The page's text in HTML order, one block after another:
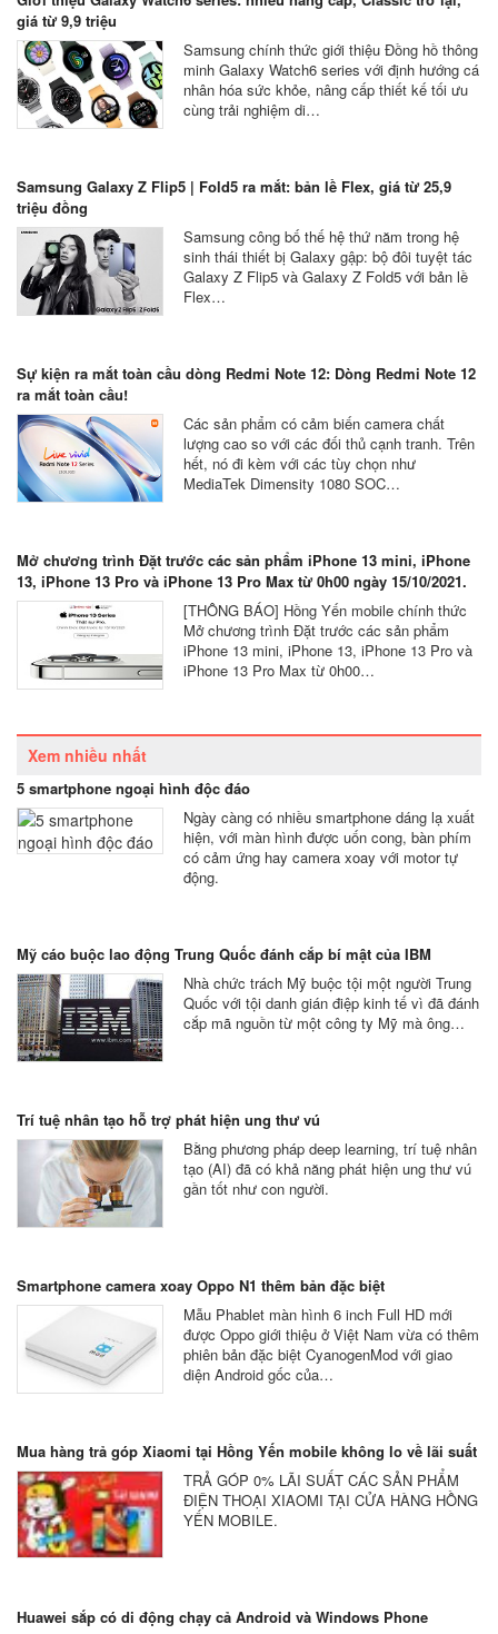
giá từ 9,9 triệu
Samsung chính thức giới thiệu Đồng hồ thông
minh Galaxy Watch6 series với định hướng cá
nhân hóa sức khỏe, nâng cấp thiết kế tối ưu
cùng trải nghiệm di…
Samsung Galaxy Z Flip5 | Fold5 ra mắt: bản lề Flex, giá từ 25,9
triệu đồng
Samsung công bố thế hệ thứ năm trong hệ
sinh thái thiết bị Galaxy gập: bộ đôi tuyệt tác
Galaxy Z Flip5 và Galaxy Z Fold5 với bản lề
Flex…
Sự kiện ra mắt toàn cầu dòng Redmi Note 12: Dòng Redmi Note 12
ra mắt toàn cầu!
Các sản phẩm có cảm biến camera chất
lượng cao so với các đối thủ cạnh tranh. Trên
hết, nó đi kèm với các tùy chọn như
MediaTek Dimensity 1080 SOC…
Mở chương trình Đặt trước các sản phẩm iPhone 13 mini, iPhone
13, iPhone 13 Pro và iPhone 13 Pro Max từ 0h00 ngày 15/10/2021.
[THÔNG BÁO] Hồng Yến mobile chính thức
Mở chương trình Đặt trước các sản phẩm
iPhone 13 mini, iPhone 13, iPhone 13 Pro và
iPhone 13 Pro Max từ 0h00…
Xem nhiều nhất
5 smartphone ngoại hình độc đáo
Ngày càng có nhiều smartphone dáng lạ xuất
hiện, với màn hình được uốn cong, bàn phím
có cảm ứng hay camera xoay với motor tự
động.
Mỹ cáo buộc lao động Trung Quốc đánh cắp bí mật của IBM
Nhà chức trách Mỹ buộc tội một người Trung
Quốc với tội danh gián điệp kinh tế vì đã đánh
cắp mã nguồn từ một công ty Mỹ mà ông…
Trí tuệ nhân tạo hỗ trợ phát hiện ung thư vú
Bằng phương pháp deep learning, trí tuệ nhân
tạo (AI) đã có khả năng phát hiện ung thư vú
gần tốt như con người.
Smartphone camera xoay Oppo N1 thêm bản đặc biệt
Mẫu Phablet màn hình 6 inch Full HD mới
được Oppo giới thiệu ở Việt Nam vừa có thêm
phiên bản đặc biệt CyanogenMod với giao
diện Android gốc của…
Mua hàng trả góp Xiaomi tại Hồng Yến mobile không lo về lãi suất
TRẢ GÓP 0% LÃI SUẤT CÁC SẢN PHẨM
ĐIỆN THOẠI XIAOMI TẠI CỬA HÀNG HỒNG
YẾN MOBILE.
Huawei sắp có di động chạy cả Android và Windows Phone